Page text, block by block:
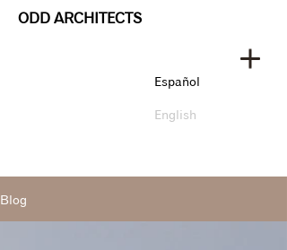
ODD ARCHITECTS
Español
English
Blog